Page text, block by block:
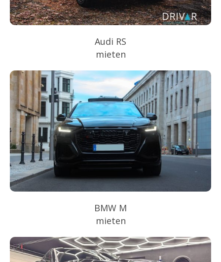
Audi RS
mieten
BMW M
mieten